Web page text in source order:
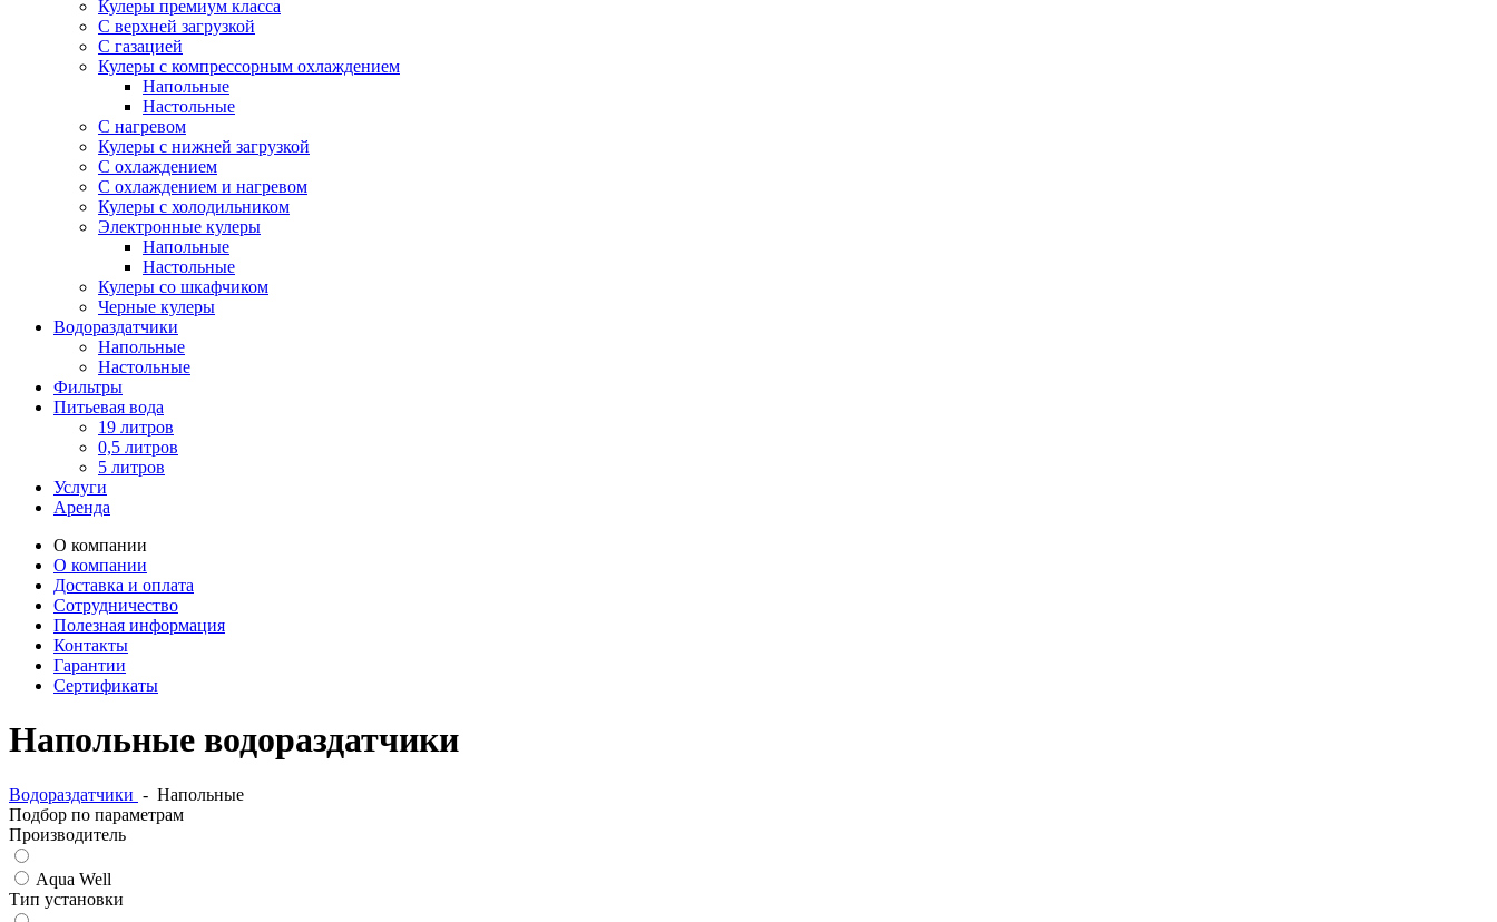
Кулеры премиум класса
С верхней загрузкой
С газацией
Кулеры с компрессорным охлаждением
Напольные
Настольные
С нагревом
Кулеры с нижней загрузкой
С охлаждением
С охлаждением и нагревом
Кулеры с холодильником
Электронные кулеры
Напольные
Настольные
Кулеры со шкафчиком
Черные кулеры
Водораздатчики
Напольные
Настольные
Фильтры
Питьевая вода
19 литров
0,5 литров
5 литров
Услуги
Аренда
О компании
О компании
Доставка и оплата
Сотрудничество
Полезная информация
Контакты
Гарантии
Сертификаты
Напольные водораздатчики
Водораздатчики - Напольные
Подбор по параметрам
Производитель
Aqua Well
Тип установки